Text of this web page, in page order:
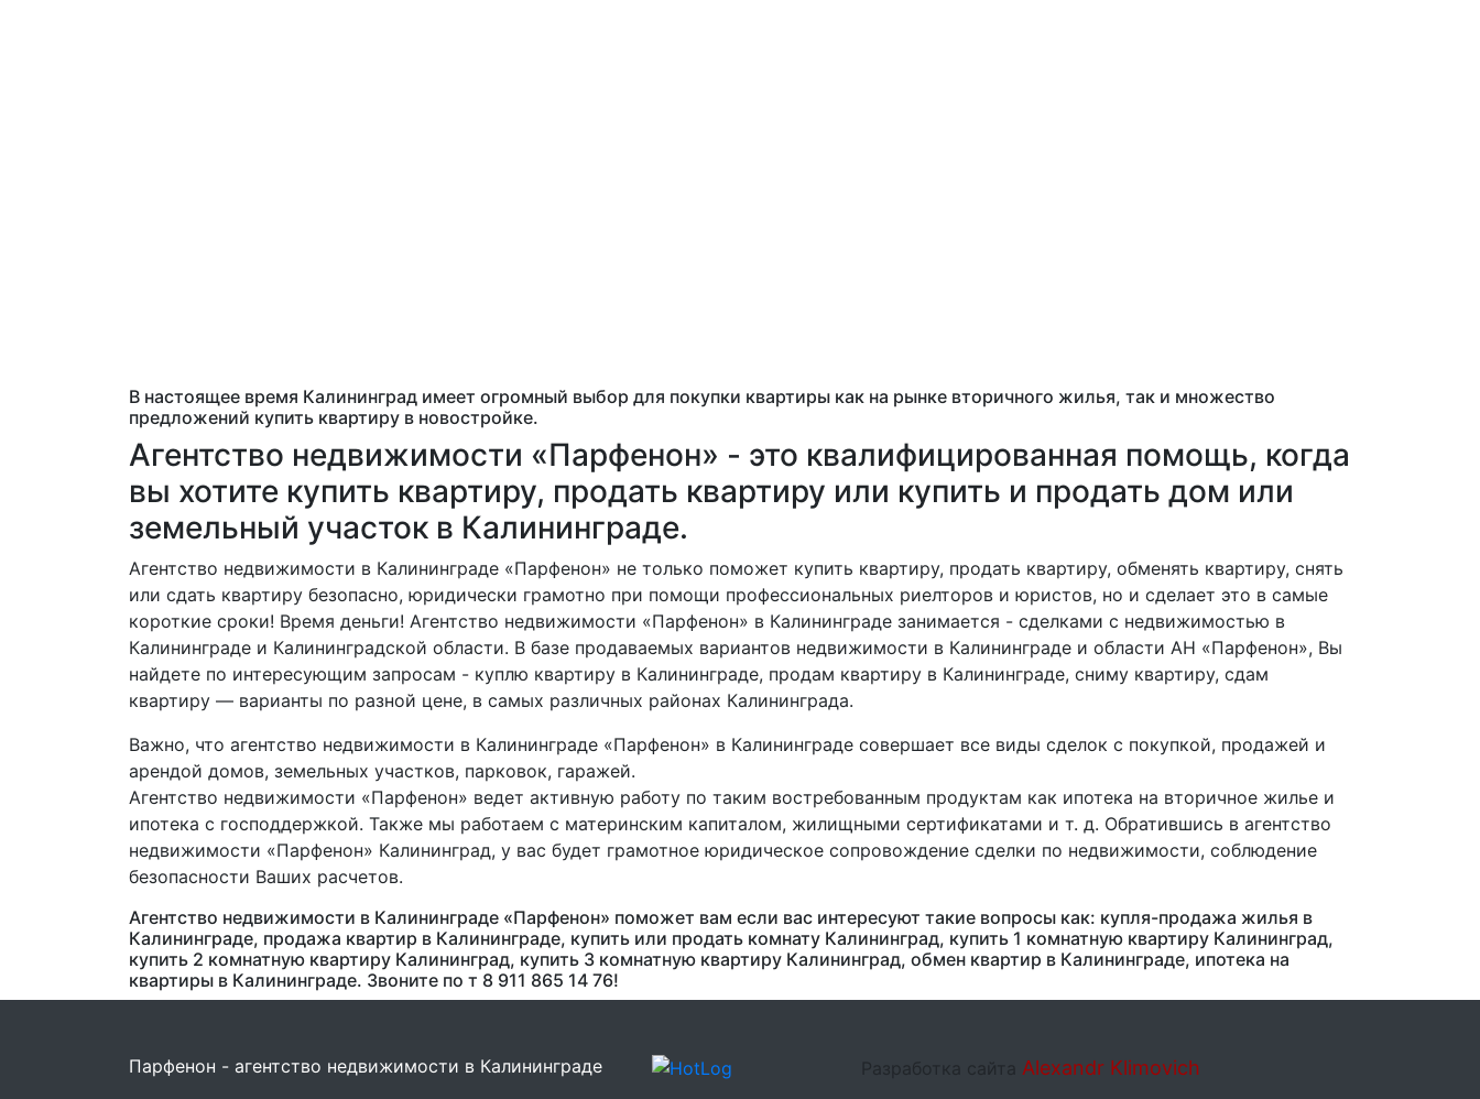
В настоящее время Калининград имеет огромный выбор для покупки квартиры как на рынке вторичного жилья, так и множество
предложений купить квартиру в новостройке.
Агентство недвижимости «Парфенон» - это квалифицированная помощь, когда
вы хотите купить квартиру, продать квартиру или купить и продать дом или
земельный участок в Калининграде.
Агентство недвижимости в Калининграде «Парфенон» не только поможет купить квартиру, продать квартиру, обменять квартиру, снять
или сдать квартиру безопасно, юридически грамотно при помощи профессиональных риелторов и юристов, но и сделает это в самые
короткие сроки! Время деньги! Агентство недвижимости «Парфенон» в Калининграде занимается - сделками с недвижимостью в
Калининграде и Калининградской области. В базе продаваемых вариантов недвижимости в Калининграде и области АН «Парфенон», Вы
найдете по интересующим запросам - куплю квартиру в Калининграде, продам квартиру в Калининграде, сниму квартиру, сдам
квартиру — варианты по разной цене, в самых различных районах Калининграда.
Важно, что агентство недвижимости в Калининграде «Парфенон» в Калининграде совершает все виды сделок с покупкой, продажей и
арендой домов, земельных участков, парковок, гаражей.
Агентство недвижимости «Парфенон» ведет активную работу по таким востребованным продуктам как ипотека на вторичное жилье и
ипотека с господдержкой. Также мы работаем с материнским капиталом, жилищными сертификатами и т. д. Обратившись в агентство
недвижимости «Парфенон» Калининград, у вас будет грамотное юридическое сопровождение сделки по недвижимости, соблюдение
безопасности Ваших расчетов.
Агентство недвижимости в Калининграде «Парфенон» поможет вам если вас интересуют такие вопросы как: купля-продажа жилья в
Калининграде, продажа квартир в Калининграде, купить или продать комнату Калининград, купить 1 комнатную квартиру Калининград,
купить 2 комнатную квартиру Калининград, купить 3 комнатную квартиру Калининград, обмен квартир в Калининграде, ипотека на
квартиры в Калининграде. Звоните по т 8 911 865 14 76!
Парфенон - агентство недвижимости в Калининграде Разработка сайта Alexandr Klimovich